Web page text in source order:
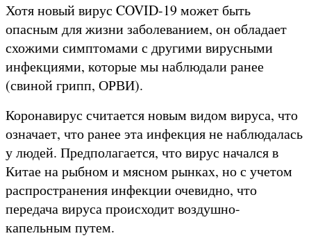
Хотя новый вирус COVID-19 может быть
опасным для жизни заболеванием, он обладает
схожими симптомами с другими вирусными
инфекциями, которые мы наблюдали ранее
(свиной грипп, ОРВИ).
Коронавирус считается новым видом вируса, что
означает, что ранее эта инфекция не наблюдалась
у людей. Предполагается, что вирус начался в
Китае на рыбном и мясном рынках, но с учетом
распространения инфекции очевидно, что
передача вируса происходит воздушно-
капельным путем.